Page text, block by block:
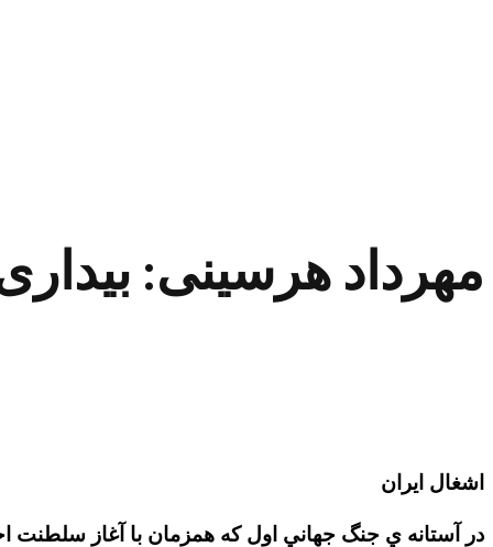
مهرداد هرسینی:
اشغال ایران
در آستانه ي جنگ جهاني اول كه همزمان با آغاز